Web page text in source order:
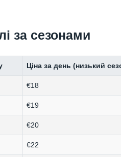
за сезонами
Ціна за день (низький
€18
€19
€20
€22